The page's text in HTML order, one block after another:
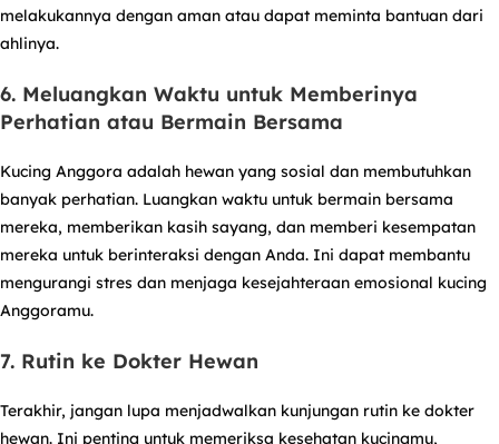
melakukannya dengan aman atau dapat meminta bantuan dari
ahlinya.
6. Meluangkan Waktu untuk Memberinya
Perhatian atau Bermain Bersama
Kucing Anggora adalah hewan yang sosial dan membutuhkan
banyak perhatian. Luangkan waktu untuk bermain bersama
mereka, memberikan kasih sayang, dan memberi kesempatan
mereka untuk berinteraksi dengan Anda. Ini dapat membantu
mengurangi stres dan menjaga kesejahteraan emosional kucing
Anggoramu.
7. Rutin ke Dokter Hewan
Terakhir, jangan lupa menjadwalkan kunjungan rutin ke dokter
hewan. Ini penting untuk memeriksa kesehatan kucingmu,